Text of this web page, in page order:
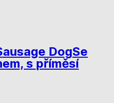
DogSe
s příměsí